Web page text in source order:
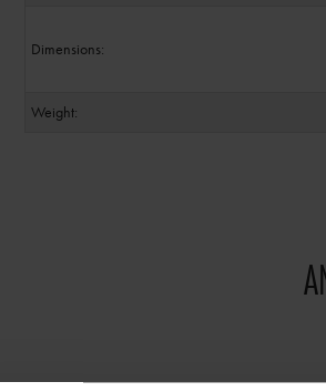
Dimensions:
Weight: